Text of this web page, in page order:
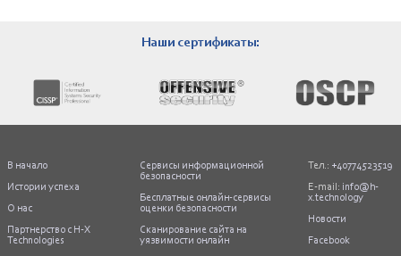
Наши сертификаты:
В начало
Истории успеха
О нас
Партнерство с H‑X
Technologies
Сервисы информационной
безопасности
Бесплатные онлайн-сервисы
оценки безопасности
Сканирование сайта на
уязвимости онлайн
Тел.: +40774523519
E-mail: info@h-
x.technology
Новости
Facebook